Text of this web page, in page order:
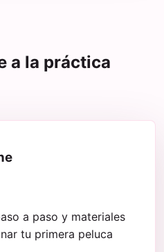
a la práctica
a paso y materiales
tu primera peluca